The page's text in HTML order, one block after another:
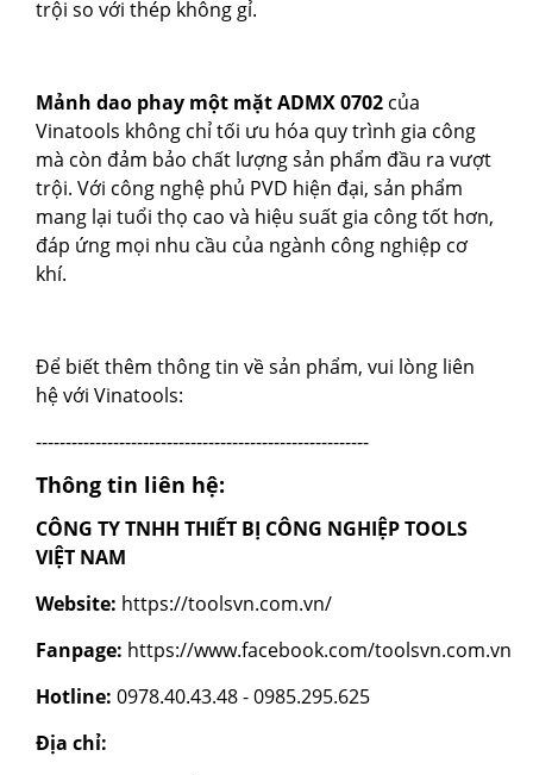
Mảnh phay APMT1135
trội so với thép không gỉ.
Mảnh dao phay một mặt ADMX 0702 của
Vinatools không chỉ tối ưu hóa quy trình gia công
mà còn đảm bảo chất lượng sản phẩm đầu ra vượt
trội. Với công nghệ phủ PVD hiện đại, sản phẩm
mang lại tuổi thọ cao và hiệu suất gia công tốt hơn,
đáp ứng mọi nhu cầu của ngành công nghiệp cơ
khí.
Để biết thêm thông tin về sản phẩm, vui lòng liên
hệ với Vinatools:
--------------------------------------------------------
Thông tin liên hệ:
CÔNG TY TNHH THIẾT BỊ CÔNG NGHIỆP TOOLS
VIỆT NAM
Website: https://toolsvn.com.vn/
Fanpage: https://www.facebook.com/toolsvn.com.vn
Hotline: 0978.40.43.48 - 0985.295.625
Địa chỉ: